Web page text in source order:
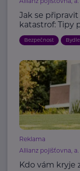
Jak se
katastrof: Tipy
Bezpečnost
Reklama
Allianz pojišťovna,
Kdo vám kryje